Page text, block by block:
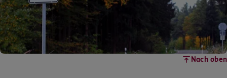
Nach oben